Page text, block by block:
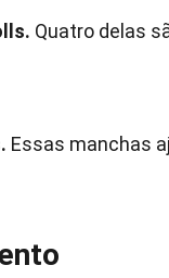
Quatro delas
Essas manchas